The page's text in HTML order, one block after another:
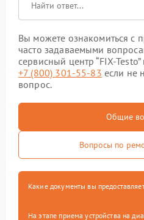
Вы можете ознакомиться с
часто задаваемыми
сервисный центр “FIX-
+7 (800) 301-55-83 если не
вопрос.
Общие
Вопросы по
Какие документы вы
На этапе приема устройства на